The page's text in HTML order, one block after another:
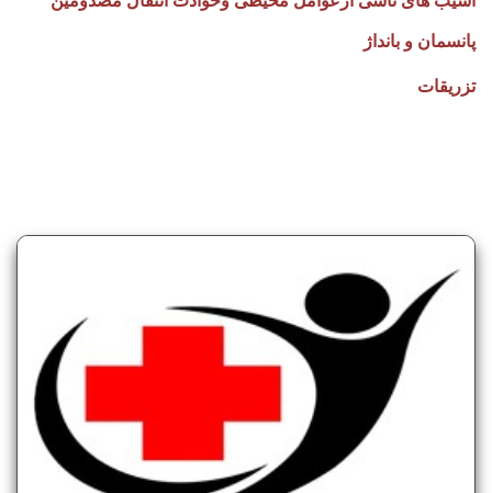
پانسمان و بانداژ
تزریقات